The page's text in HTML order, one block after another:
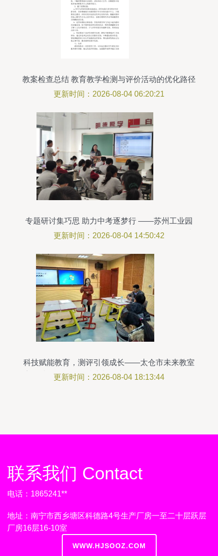
教案检查总结 教育教学检测与评价活动的优化路径
更新时间：2026-08-04 06:20:21
专题研讨集巧思 助力中考逐梦行 ——苏州工业园
区初三一模分析会暨新评价课堂教学研讨活动纪实
更新时间：2026-08-04 14:50:42
科技赋能教育，测评引领成长——太仓市未来教室
应用种子教师信息技术与课堂教学融合测评活动纪
更新时间：2026-08-04 18:13:44
联系我们 Contact
电话：1865241**
地址：南宁市西乡塘区科德路4号生产厂房一至二十层跃层
厂房16层16-10室
WWW.HJSOOZ.COM